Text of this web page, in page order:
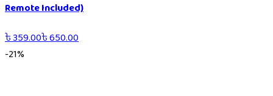
Remote Included)
৳359.00৳650.00
-21%